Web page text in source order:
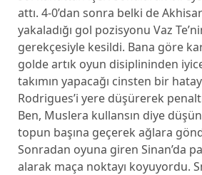
attı. 4-0’dan sonra belki de
yakaladığı gol pozisyonu Vaz
gerekçesiyle kesildi. Bana göre
golde artık oyun disiplininden
takımın yapacağı cinsten bir
Rodrigues’i yere düşürerek
Ben, Muslera kullansın diye
topun başına geçerek ağlara
Sonradan oyuna giren Sinan’da
alarak maça noktayı koyuyordu.